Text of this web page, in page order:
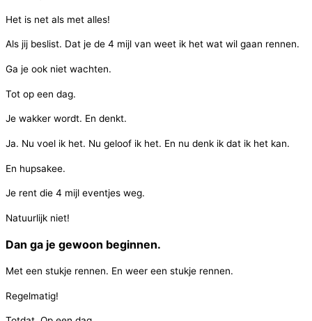
Het is net als met alles!
Als jij beslist. Dat je de 4 mijl van weet ik het wat wil gaan rennen.
Ga je ook niet wachten.
Tot op een dag.
Je wakker wordt. En denkt.
Ja. Nu voel ik het. Nu geloof ik het. En nu denk ik dat ik het kan.
En hupsakee.
Je rent die 4 mijl eventjes weg.
Natuurlijk niet!
Dan ga je gewoon beginnen.
Met een stukje rennen. En weer een stukje rennen.
Regelmatig!